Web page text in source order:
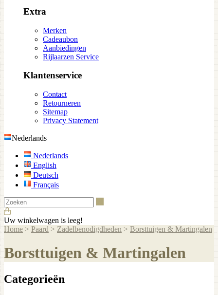
Extra
Merken
Cadeaubon
Aanbiedingen
Rijlaarzen Service
Klantenservice
Contact
Retourneren
Sitemap
Privacy Statement
Nederlands
Nederlands
English
Deutsch
Français
Uw winkelwagen is leeg!
Home > Paard > Zadelbenodigdheden > Borsttuigen & Martingalen
Borsttuigen & Martingalen
Categorieën